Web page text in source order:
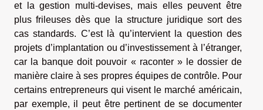
et la gestion multi-devises, mais elles peuvent être
plus frileuses dès que la structure juridique sort des
cas standards. C’est là qu’intervient la question des
projets d’implantation ou d’investissement à l’étranger,
car la banque doit pouvoir « raconter » le dossier de
manière claire à ses propres équipes de contrôle. Pour
certains entrepreneurs qui visent le marché américain,
par exemple, il peut être pertinent de se documenter